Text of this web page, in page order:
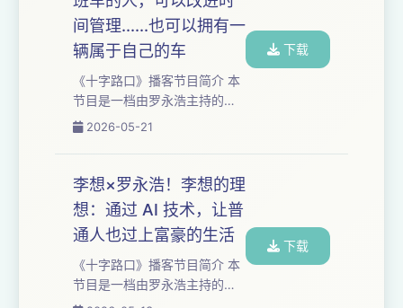
嘉宾：高寒、小块、孙书恒、
王继业 本期节目是《十字路
口》分支系列《X字路口》的一
系列的一个测试版吧。在内容
负责人和策划团队什么都没想
清楚的情况下，我们贸然请来
间管理......也可以拥有一
辆属于自己的车
《十字路口》播客节目简介 本
节⽬是⼀档由罗永浩主持的深
度播客类节⽬，每集长达三到
的⼈物展开对话，聚焦于科技
与⼈⽂领域，讲述个体命运故
事，探讨时代发展趋势。 本期
嘉宾：郑执 作为“东北文艺复兴
三杰”之一的郑执，毫不掩饰自
己的“邪路子”出身。十九岁带着
“处男作”原稿愣闯作家出版社并
2026-05-21
下载
李想×罗永浩！李想的理
想：通过 AI 技术，让普
通人也过上富豪的生活
《十字路口》播客节目简介 本
节⽬是⼀档由罗永浩主持的深
度播客类节⽬，每集长达三到
下载